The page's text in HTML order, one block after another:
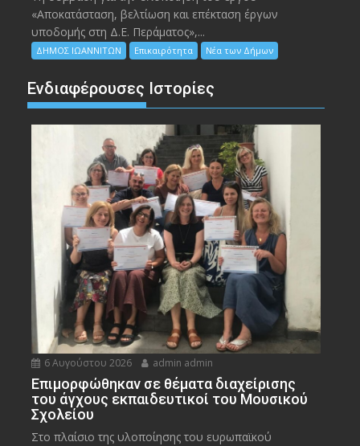
«Αποκατάσταση, βελτίωση και επέκταση έργων
υποδομής στη Δ.Ε. Περάματος»,...
ΔΗΜΟΣ ΙΩΑΝΝΙΤΩΝ Επικαιρότητα Νέα των Δήμων
Ενδιαφέρουσες Ιστορίες
6 Αυγούστου 2026 admin admin
Eπιμορφώθηκαν σε θέματα διαχείρισης
του άγχους εκπαιδευτικοί του Μουσικού
Σχολείου
Στο πλαίσιο της υλοποίησης του ευρωπαϊκού